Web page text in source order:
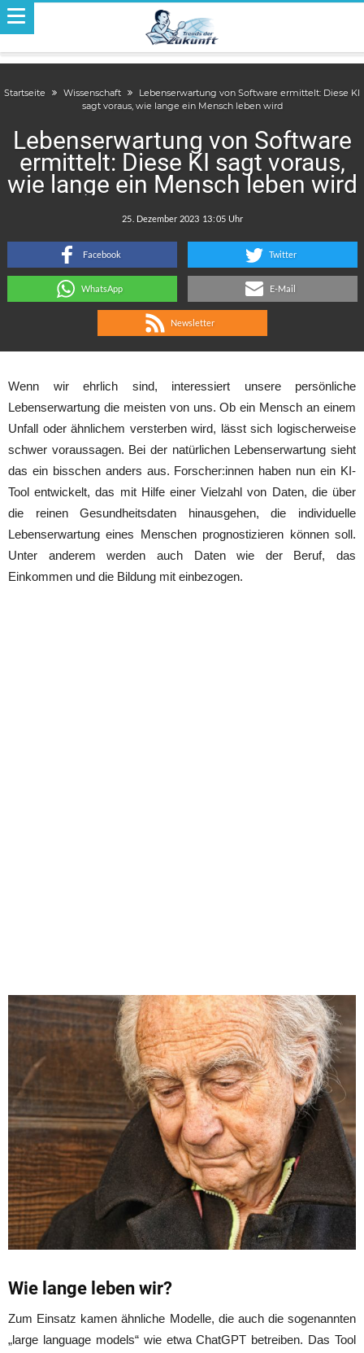
Startseite Wissenschaft
Lebenserwartung von Software ermittelt: Diese KI
sagt voraus, wie lange ein Mensch leben wird
Lebenserwartung von Software
ermittelt: Diese KI sagt voraus,
wie lange ein Mensch leben wird
:
Facebook Twitter
WhatsApp E-Mail
Newsletter
Wenn wir ehrlich sind, interessiert unsere persönliche
Lebenserwartung die meisten von uns. Ob ein Mensch an einem
Unfall oder ähnlichem versterben wird, lässt sich logischerweise
schwer voraussagen. Bei der natürlichen Lebenserwartung sieht
das ein bisschen anders aus. Forscher:innen haben nun ein KI-
Tool entwickelt, das mit Hilfe einer Vielzahl von Daten, die über
die reinen Gesundheitsdaten hinausgehen, die individuelle
Lebenserwartung eines Menschen prognostizieren können soll.
Unter anderem werden auch Daten wie der Beruf, das
Einkommen und die Bildung mit einbezogen.
Wie lange leben wir?
Zum Einsatz kamen ähnliche Modelle, die auch die sogenannten
„large language models“ wie etwa ChatGPT betreiben. Das Tool